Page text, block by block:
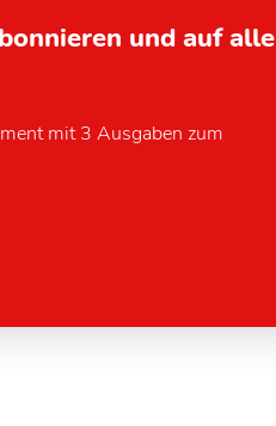
und auf alle
mit 3 Ausgaben zum